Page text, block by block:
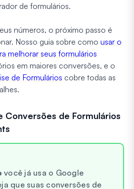
de formulários.
números, o próximo passo é
Nosso guia sobre como usar o
melhorar seus formulários
em maiores conversões, e o
de Formulários cobre todas as
Conversões de Formulários
você já usa o Google
que suas conversões de